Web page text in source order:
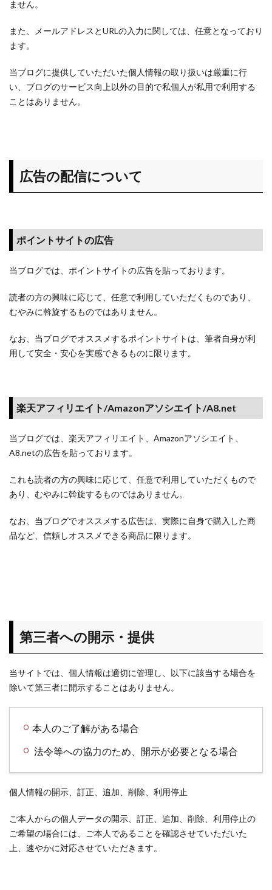
ません。
また、メールアドレスとURLの入力に関しては、任意となっており
ます。
当ブログに提供していただいた個人情報の取り扱いは厳重に行
い、ブログのサービス向上以外の目的で私個人が私用で利用する
ことはありません。
広告の配信について
ポイントサイトの広告
当ブログでは、ポイントサイトの広告を貼っております。
読者の方の興味に応じて、任意で利用していただくものであり、
むやみに斡旋するものではありません。
なお、当ブログでオススメするポイントサイトは、筆者自身が利
用して安全・安心を実感できるものに限ります。
楽天アフィリエイト/Amazonアソシエイト/A8.net
当ブログでは、楽天アフィリエイト、Amazonアソシエイト、
A8.netの広告を貼っております。
これも読者の方の興味に応じて、任意で利用していただくもので
あり、むやみに斡旋するものではありません。
なお、当ブログでオススメする広告は、実際に自身で購入した商
品など、信頼しオススメできる商品に限ります。
第三者への開示・提供
当サイトでは、個人情報は適切に管理し、以下に該当する場合を
除いて第三者に開示することはありません。
本人のご了解がある場合
法令等への協力のため、開示が必要となる場合
個人情報の開示、訂正、追加、削除、利用停止
ご本人からの個人データの開示、訂正、追加、削除、利用停止の
ご希望の場合には、ご本人であることを確認させていただいた
上、速やかに対応させていただきます。